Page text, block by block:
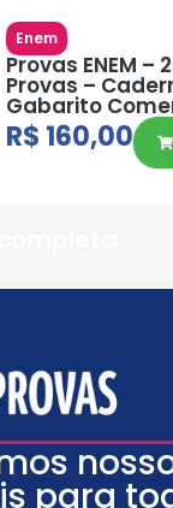
Enem
Provas ENEM –
Provas –
Gabarito
R$ 160,00
para